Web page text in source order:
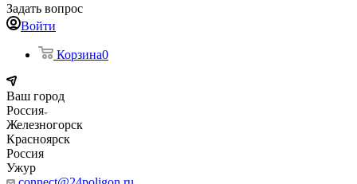
Задать вопрос
Войти
Корзина0
Ваш город
Россия
Железногорск
Красноярск
Россия
Ужур